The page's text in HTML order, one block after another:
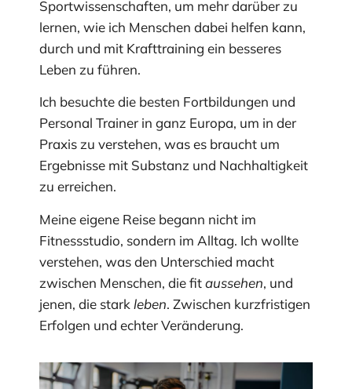
Sportwissenschaften, um mehr darüber zu
lernen, wie ich Menschen dabei helfen kann,
durch und mit Krafttraining ein besseres
Leben zu führen.
Ich besuchte die besten Fortbildungen und
Personal Trainer in ganz Europa, um in der
Praxis zu verstehen, was es braucht um
Ergebnisse mit Substanz und Nachhaltigkeit
zu erreichen.
Meine eigene Reise begann nicht im
Fitnessstudio, sondern im Alltag. Ich wollte
verstehen, was den Unterschied macht
zwischen Menschen, die fitaussehen, und
jenen, die stark leben. Zwischen kurzfristigen
Erfolgen und echter Veränderung.